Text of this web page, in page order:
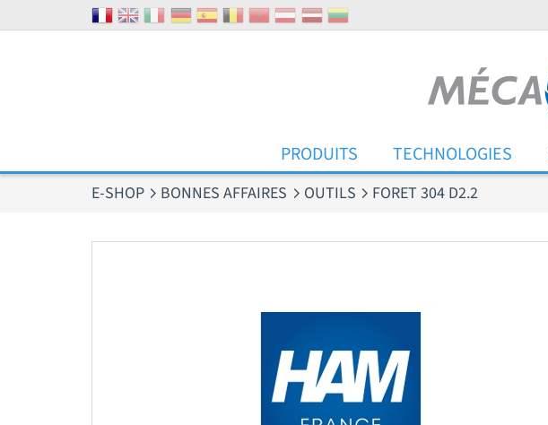
PRODUITS TECHNOLOGIES
E-SHOP BONNES AFFAIRES OUTILS FORET 304 D2.2
Panneau de gestion des cookies